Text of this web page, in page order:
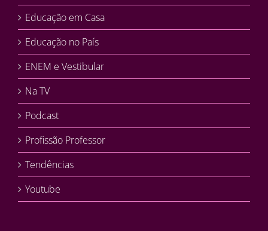
Educação em Casa
Educação no País
ENEM e Vestibular
Na TV
Podcast
Profissão Professor
Tendências
Youtube